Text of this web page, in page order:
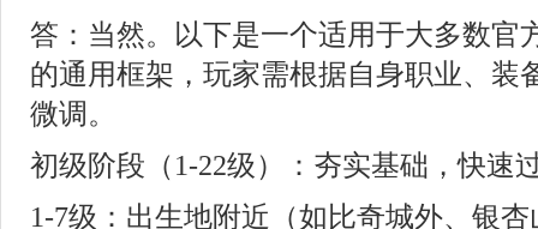
答：当然。以下是一个适用于大多数官
的通用框架，玩家需根据自身职业、装
微调。
初级阶段（1-22级）：夯实基础，快速
1-7级：出生地附近（如比奇城外、银